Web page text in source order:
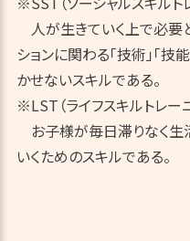
人が生きていく上で必要
ションに関わる「技術」「
かせないスキルである。
※LST（ライフスキルトレー
お子様が毎日滞りなく生
いくためのスキルである。